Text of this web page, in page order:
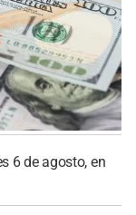
6 de agosto, en